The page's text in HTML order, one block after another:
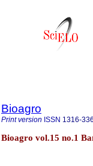
Bioagro
Print version ISSN 1316-
Bioagro vol.15 no.1